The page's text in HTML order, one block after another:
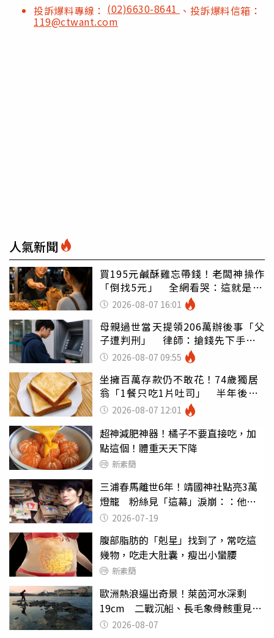
投訴爆料專線： (02)6630-8641 、投訴爆料信箱：
119@ctwant.com
人氣新聞
買195元鹹酥雞忘帶錢！老闆神操作
「倒找5元」 全網看哭：這就是台
灣 2026-08-07 16:01
母親過世當天提領206萬辦後事「父
子遭判刑」 律師：搶錢先下手是
罪 2026-08-07 09:55
坐擁百萬存款仍不敢花！74歲獨居
翁「1餐只吃1片吐司」 半年後暴
瘦嚇壞女兒
2026-08-07 12:01
超神減肥神器！橘子不要直接吃，加
點這個！體重天天下降
新素簡
三浦春馬離世6年！靖國神社點亮3萬
燈籠 粉絲見「這幕」淚崩：：他活
在心中
2026-07-19
腹部脂肪的「剋星」找到了，常吃這
幾物，吃走大肚囊，瘦出小蠻腰
新素簡
歐洲熱浪逼出奇景！萊茵河水深剩
19cm 二戰沉船、長毛象骨骸重見天
日 2026-08-07